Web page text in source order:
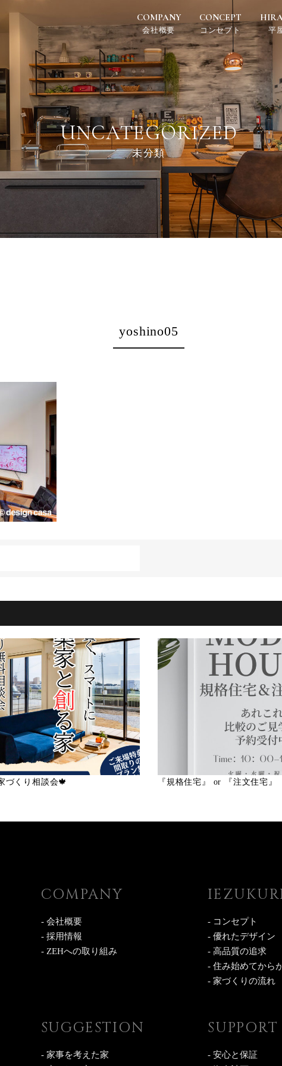
COMPANY
会社概要
CONCEPT
コンセプト 平
UNCATEGORIZED
未分類
yoshino05
づくり相談会🍁
『規格住宅』 or 『注文住
COMPANY
- 会社概要
- 採用情報
- ZEHへの取り組み
- コンセプト
- 優れたデザイン
- 高品質の追求
- 住み始めてから
- 家づくりの流れ
SUGGESTION
- 家事を考えた家
SUPPORT
- 安心と保証